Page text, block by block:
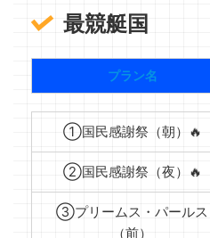
最競艇国
プラン名
①国民感謝祭（朝）🔥
②国民感謝祭（夜）🔥
③プリームス・パールス
（前）